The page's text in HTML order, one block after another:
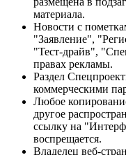
материала.
Новости с
"Заявление",
"Тест-драйв",
правах рекламы.
Раздел
коммерческими
Любое
другое
ссылку на
воспрещается.
Владелец веб-